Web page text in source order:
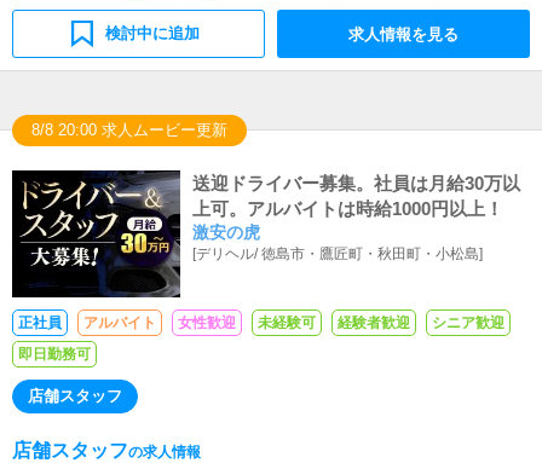
検討中に追加 求人情報を見る
8/8 20:00 求人ムービー更新
送迎ドライバー募集。社員は月給30万以
上可。アルバイトは時給1000円以上！
激安の虎
[デリヘル/徳島市・鷹匠町・秋田町・小松島]
正社員 アルバイト 女性歓迎 未経験可 経験者歓迎
シニア歓迎
即日勤務可
店舗スタッフ
店舗スタッフの求人情報